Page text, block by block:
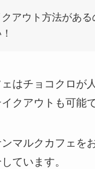
アウト方法がある
はチョコクロが
クアウトも可能
マルクカフェを
ています。